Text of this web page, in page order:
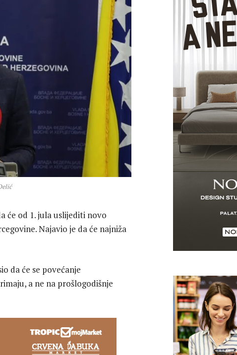
će od 1. jula uslijediti novo
Najavio je da će najniža
da će se povećanje
a ne na prošlogodišnje